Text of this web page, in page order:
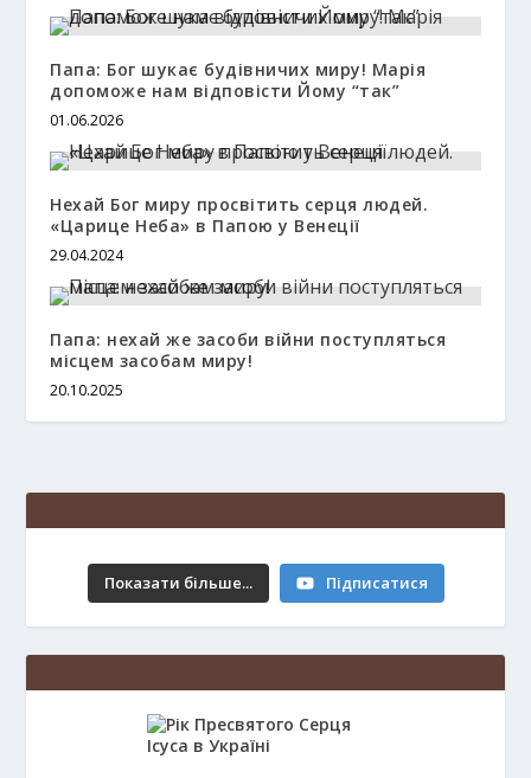
Папа: Бог шукає будівничих миру! Марія
допоможе нам відповісти Йому “так”
01.06.2026
Нехай Бог миру просвітить серця людей.
«Царице Неба» в Папою у Венеції
29.04.2024
Папа: нехай же засоби війни поступляться
місцем засобам миру!
20.10.2025
Свято Преображення Господнього.
6.08.2026 р.
14 hours ago
Показати більше... Підписатися